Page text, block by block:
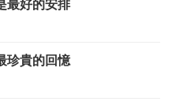
最好的安排
珍貴的回憶